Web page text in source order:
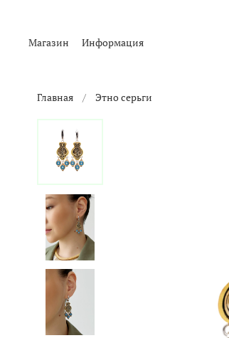
Магазин Информация
Главная Этно серьги